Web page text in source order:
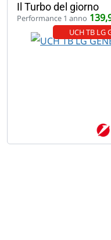
Il Turbo del giorno
Performance 1 anno
UCH TB LG